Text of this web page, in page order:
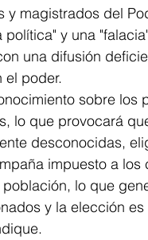
magistrados del
y una
una difusión
el poder.
sobre los
lo que provocará
desconocidas,
impuesto a los
lo que
y la elección es